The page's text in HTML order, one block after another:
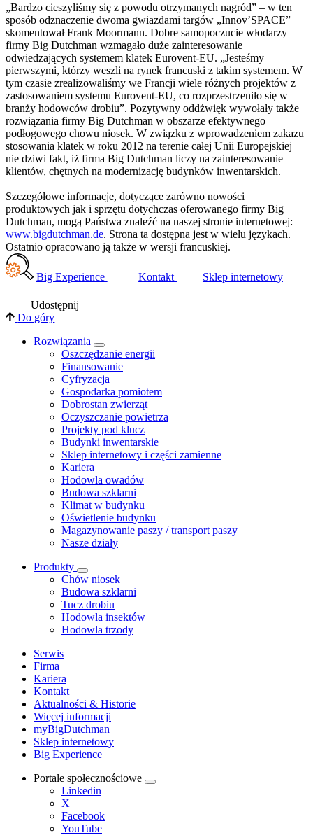
„Bardzo cieszyliśmy się z powodu otrzymanych nagród” – w ten
sposób odznaczenie dwoma gwiazdami targów „Innov’SPACE”
skomentował Frank Moormann. Dobre samopoczucie włodarzy
firmy Big Dutchman wzmagało duże zainteresowanie
odwiedzających systemem klatek Eurovent-EU. „Jesteśmy
pierwszymi, którzy weszli na rynek francuski z takim systemem. W
tym czasie zrealizowaliśmy we Francji wiele różnych projektów z
zastosowaniem systemu Eurovent-EU, co rozprzestrzeniło się w
branży hodowców drobiu”. Pozytywny oddźwięk wywołały także
rozwiązania firmy Big Dutchman w obszarze efektywnego
podłogowego chowu niosek. W związku z wprowadzeniem zakazu
stosowania klatek w roku 2012 na terenie całej Unii Europejskiej
nie dziwi fakt, iż firma Big Dutchman liczy na zainteresowanie
klientów, chętnych na modernizację budynków inwentarskich.
Szczegółowe informacje, dotyczące zarówno nowości
produktowych jak i sprzętu dotychczas oferowanego firmy Big
Dutchman, mogą Państwa znaleźć na naszej stronie internetowej:
www.bigdutchman.de. Strona ta dostępna jest w wielu językach.
Ostatnio opracowano ją także w wersji francuskiej.
Big Experience Kontakt Sklep internetowy
Udostępnij
Do góry
Rozwiązania
​Oszczędzanie energii
Finansowanie
Cyfryzacja
Gospodarka pomiotem
Dobrostan zwierząt
Oczyszczanie powietrza
Projekty pod klucz
Budynki inwentarskie
Sklep internetowy i części zamienne
Kariera
Hodowla owadów
Budowa szklarni
Klimat w budynku
Oświetlenie budynku
Magazynowanie paszy / transport paszy
Nasze działy
Produkty
Chów niosek
Budowa szklarni
Tucz drobiu
Hodowla insektów
Hodowla trzody
Serwis
Firma
Kariera
Kontakt
Aktualności & Historie
Więcej informacji
myBigDutchman
Sklep internetowy
Big Experience
Portale społecznościowe
Linkedin
X
Facebook
YouTube